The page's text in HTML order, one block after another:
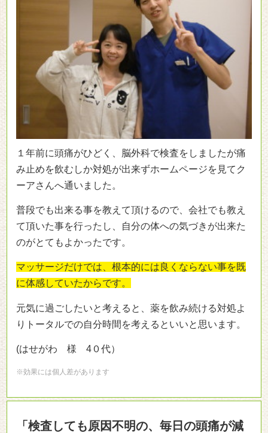
１年前に頭痛がひどく、脳外科で検査をしましたが痛
み止めを飲むしか対処が出来ずホームページを見てク
ーアさんへ通いました。
普段でも出来る事を教えて頂けるので、会社でも教え
て頂いた事を行ったし、自分の体への気づきが出来た
のがとてもよかったです。
マッサージだけでは、根本的には良くならない事を既
に体感していたからです。
元気に過ごしたいと考えると、薬を飲み続ける対処よ
りトータルでの自分時間を考えるといいと思います。
(はせがわ 様 4０代）
※効果には個人差があります
「検査しても原因不明の、毎日の頭痛が減